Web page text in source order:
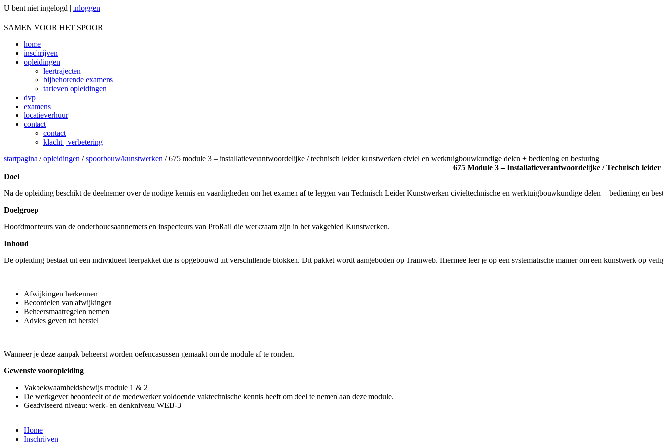
U bent niet ingelogd | inloggen
SAMEN VOOR HET SPOOR
home
inschrijven
opleidingen
leertrajecten
bijbehorende examens
tarieven opleidingen
dvp
examens
locatieverhuur
contact
contact
klacht | verbetering
startpagina /opleidingen /spoorbouw/kunstwerken / 675 module 3 – installatieverantwoordelijke / technisch leider kunstwerken civiel en werktuigbouwkundige delen + bediening en besturing
675 Module 3 – Installatieverantwoordelijke / Technisch
Doel
Na de opleiding beschikt de deelnemer over de nodige kennis en vaardigheden om het examen af te leggen van Technisch Leider Kunstwerken civieltechnische en werktuigbouwkundige delen + bediening
Doelgroep
Hoofdmonteurs van de onderhoudsaannemers en inspecteurs van ProRail die werkzaam zijn in het vakgebied Kunstwerken.
Inhoud
De opleiding bestaat uit een individueel leerpakket die is opgebouwd uit verschillende blokken. Dit pakket wordt aangeboden op Trainweb. Hiermee leer je op een systematische manier om een kunstwerk op
Afwijkingen herkennen
Beoordelen van afwijkingen
Beheersmaatregelen nemen
Advies geven tot herstel
Wanneer je deze aanpak beheerst worden oefencasussen gemaakt om de module af te ronden.
Gewenste vooropleiding
Vakbekwaamheidsbewijs module 1 & 2
De werkgever beoordeelt of de medewerker voldoende vaktechnische kennis heeft om deel te nemen aan deze module.
Geadviseerd niveau: werk- en denkniveau WEB-3
Home
Inschrijven